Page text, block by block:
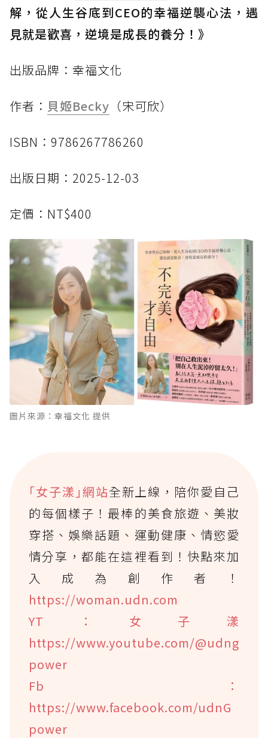
解，從人生谷底到CEO的幸福逆襲心法，遇
見就是歡喜，逆境是成長的養分！》
出版品牌：幸福文化
作者： 貝姬Becky （宋可欣）
ISBN：9786267786260
出版日期：2025-12-03
定價：NT$400
圖片來源：幸福文化 提供
｢女子漾｣網站全新上線，陪你愛自己
的每個樣子！最棒的美食旅遊、美妝
穿搭、娛樂話題、運動健康、情慾愛
情分享，都能在這裡看到！快點來加
入成為創作者！
https://woman.udn.com
YT：女子漾
https://www.youtube.com/@udng
power
Fb：
https://www.facebook.com/udnG
power